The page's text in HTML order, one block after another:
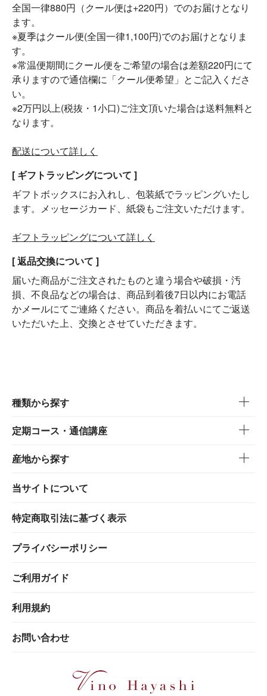
全国一律880円（クール便は+220円）でのお届けとなり
ます。
※夏季はクール便(全国一律1,100円)でのお届けとなりま
す。
※常温便期間にクール便をご希望の場合は差額220円にて
承りますので通信欄に「クール便希望」とご記入くださ
い。
※2万円以上(税抜・1小口)ご注文頂いた場合は送料無料と
なります。
配送について詳しく
[ ギフトラッピングについて ]
ギフトボックスにお入れし、包装紙でラッピングいたし
ます。メッセージカード、紙袋もご注文いただけます。
ギフトラッピングについて詳しく
[ 返品交換について ]
届いた商品がご注文されたものと違う場合や破損・汚
損、不良品などの場合は、商品到着後7日以内にお電話
かメールにてご連絡ください。商品を着払いにてご返送
いただいた上、交換とさせていただきます。
種類から探す
定期コース・通信講座
産地から探す
当サイトについて
特定商取引法に基づく表示
プライバシーポリシー
ご利用ガイド
利用規約
お問い合わせ